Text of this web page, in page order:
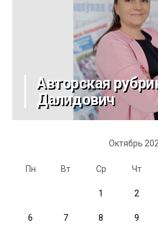
Авторская
Далидович
Октябрь
Пн Вт Ср Чт
1 2
6 7 8 9